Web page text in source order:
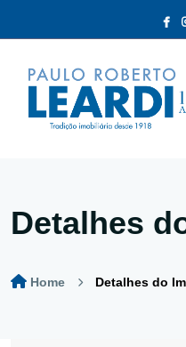
Detalhes
Home Detalhes do